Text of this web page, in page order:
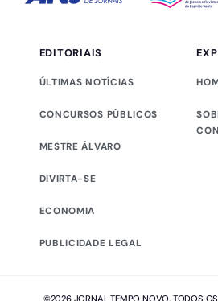
EDITORIAIS
ÚLTIMAS NOTÍCIAS
CONCURSOS PÚBLICOS
MESTRE ÁLVARO
DIVIRTA-SE
ECONOMIA
PUBLICIDADE LEGAL
©2026 JORNAL TEMPO NOVO. TODOS OS